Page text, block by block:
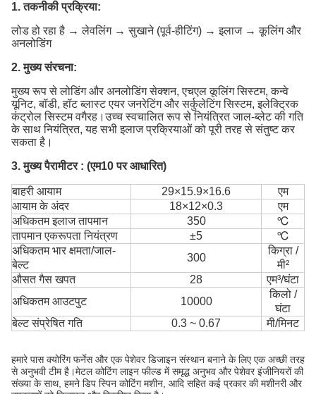
1. तकनीकी प्रक्रिया:
लोड हो रहा है → लेवलिंग → सुखाने (पूर्व-हीटिंग) → इलाज → कूलिंग और
अनलोडिंग
2. मुख्य संरचना:
मुख्य रूप से लोडिंग और अनलोडिंग सेक्शन, एचएल कूलिंग सिस्टम, कन्वे
यूनिट, बॉडी, हॉट ब्लास्ट एयर जनरेटिंग और सर्कुलेटिंग सिस्टम, इलेक्ट्रिक
कंट्रोल सिस्टम वगैरह।उच्च स्वचालित रूप से नियंत्रित जाल-ब्लेट की गति
के साथ नियंत्रित, यह सभी इलाज प्रक्रियाओं को पूरी तरह से संतुष्ट कर
सकता है।
3. मुख्य पैरामीटर : (एम10 पर आधारित)
बाहरी आयाम 29×15.9×16.6
एम
आयाम के अंदर
18×12×0.3
एम
अधिकतम इलाज तापमान
350
℃
तापमान एकरूपता नियंत्रण
±5
℃
अधिकतम भार क्षमता/जाल-
बेल्ट
300
किग्रा /
मी²
औसत गैस खपत
28
एम³/घंटा
अधिकतम आउटपुट
10000
किलो /
घंटा
बेल्ट संप्रेषित गति
0.3 ~ 0.67 मी/मिनट
हमारे पास क्योरिंग फर्नेस और एक पेशेवर डिजाइन संस्थान बनाने के लिए एक अच्छी तरह
से अनुभवी टीम है।मेटल कोटिंग लाइन फील्ड में समृद्ध अनुभव और पेशेवर इंजीनियरों की
संख्या के साथ, हमने डिप स्पिन कोटिंग मशीन, आदि सहित कई प्रकार की मशीनरी और